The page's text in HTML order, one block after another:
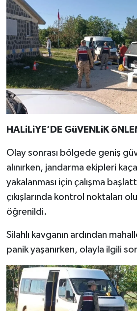
HALiLiYE’DE GüVENLiK
Olay sonrası bölgede geniş
alınırken, jandarma ekipleri
yakalanması için çalışma
çıkışlarında kontrol noktaları
öğrenildi.
Silahlı kavganın ardından
panik yaşanırken, olayla ilgili